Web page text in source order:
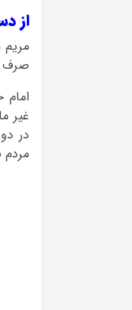
از
صرف
غیر
در
مردم